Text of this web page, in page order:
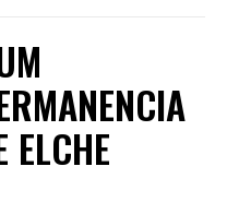
ELCHE